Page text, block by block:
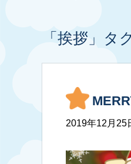
「挨拶」タ
2019年12月25